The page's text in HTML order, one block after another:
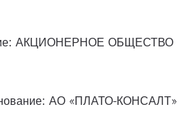
АКЦИОНЕРНОЕ ОБЩЕСТВО
АО «ПЛАТО-КОНСАЛТ»